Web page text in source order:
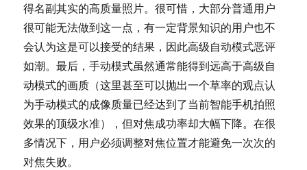
得名副其实的高质量照片。很可惜，大部分普通用户
很可能无法做到这一点，有一定背景知识的用户也不
会认为这是可以接受的结果，因此高级自动模式恶评
如潮。最后，手动模式虽然通常能得到远高于高级自
动模式的画质（这里甚至可以抛出一个草率的观点认
为手动模式的成像质量已经达到了当前智能手机拍照
效果的顶级水准），但对焦成功率却大幅下降。在很
多情况下，用户必须调整对焦位置才能避免一次次的
对焦失败。